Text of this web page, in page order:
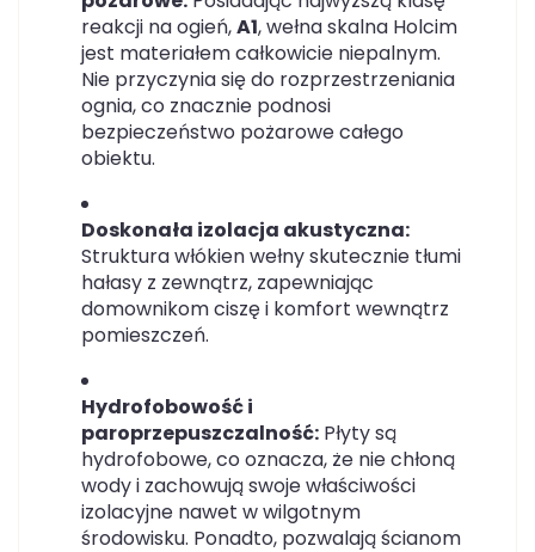
reakcji na ogień,A1, wełna skalna Holcim
jest materiałem całkowicie niepalnym.
Nie przyczynia się do rozprzestrzeniania
ognia, co znacznie podnosi
bezpieczeństwo pożarowe całego
obiektu.
Doskonała izolacja akustyczna:
Struktura włókien wełny skutecznie tłumi
hałasy z zewnątrz, zapewniając
domownikom ciszę i komfort wewnątrz
pomieszczeń.
Hydrofobowość i
paroprzepuszczalność: Płyty są
hydrofobowe, co oznacza, że nie chłoną
wody i zachowują swoje właściwości
izolacyjne nawet w wilgotnym
środowisku. Ponadto, pozwalają ścianom